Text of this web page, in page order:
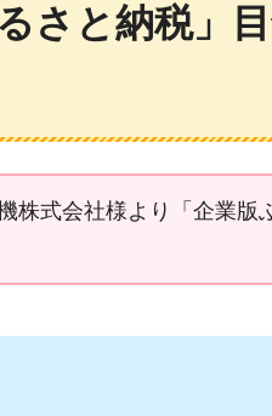
るさと納税」
株式会社様より「企業